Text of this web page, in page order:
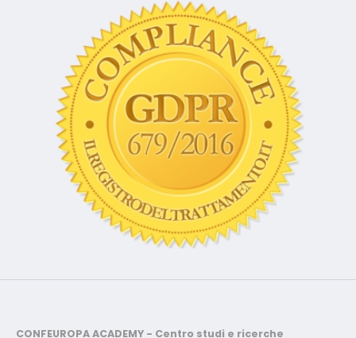
CONFEUROPA ACADEMY - Centro studi e ricerche